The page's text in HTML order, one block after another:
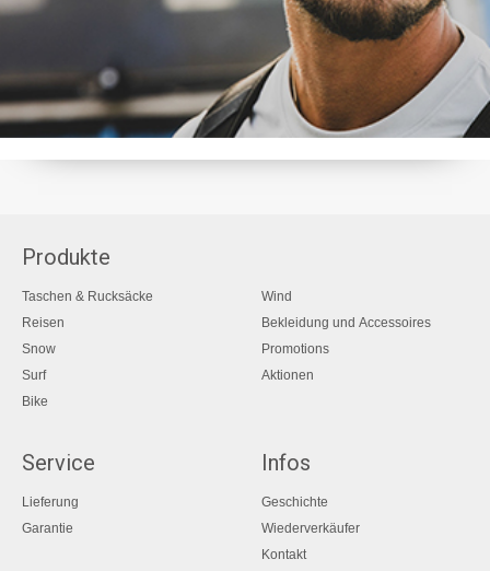
Produkte
Taschen & Rucksäcke
Reisen
Snow
Surf
Bike
Wind
Bekleidung und Accessoires
Promotions
Aktionen
Service
Lieferung
Garantie
Infos
Geschichte
Wiederverkäufer
Kontakt